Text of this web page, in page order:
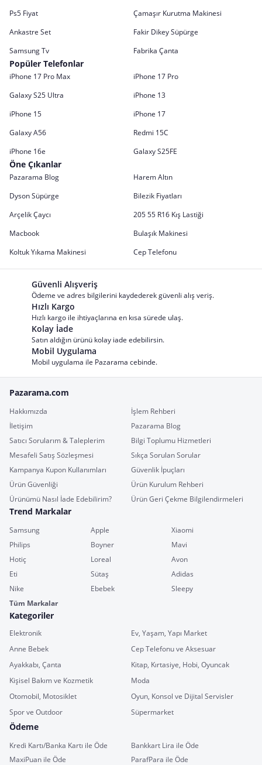
Ps5 Fiyat
Çamaşır Kurutma Makinesi
Ankastre Set
Fakir Dikey Süpürge
Samsung Tv
Fabrika Çanta
Popüler Telefonlar
iPhone 17 Pro Max
iPhone 17 Pro
Galaxy S25 Ultra
iPhone 13
iPhone 15
iPhone 17
Galaxy A56
Redmi 15C
iPhone 16e
Galaxy S25FE
Öne Çıkanlar
Pazarama Blog
Harem Altın
Dyson Süpürge
Bilezik Fiyatları
Arçelik Çaycı
205 55 R16 Kış Lastiği
Macbook
Bulaşık Makinesi
Koltuk Yıkama Makinesi
Cep Telefonu
Güvenli Alışveriş
Ödeme ve adres bilgilerini kaydederek güvenli alış veriş.
Hızlı Kargo
Hızlı kargo ile ihtiyaçlarına en kısa sürede ulaş.
Kolay İade
Satın aldığın ürünü kolay iade edebilirsin.
Mobil Uygulama
Mobil uygulama ile Pazarama cebinde.
Pazarama.com
Hakkımızda
İşlem Rehberi
İletişim
Pazarama Blog
Satıcı Sorularım & Taleplerim
Bilgi Toplumu Hizmetleri
Mesafeli Satış Sözleşmesi
Sıkça Sorulan Sorular
Kampanya Kupon Kullanımları
Güvenlik İpuçları
Ürün Güvenliği
Ürün Kurulum Rehberi
Ürünümü Nasıl İade Edebilirim?
Ürün Geri Çekme Bilgilendirmeleri
Trend Markalar
Samsung Apple
Xiaomi
Philips
Boyner
Mavi
Hotiç
Loreal
Avon
Eti
Sütaş
Adidas
Nike
Ebebek
Sleepy
Tüm Markalar
Kategoriler
Elektronik
Ev, Yaşam, Yapı Market
Anne Bebek
Cep Telefonu ve Aksesuar
Ayakkabı, Çanta
Kitap, Kırtasiye, Hobi, Oyuncak
Kişisel Bakım ve Kozmetik
Moda
Otomobil, Motosiklet
Oyun, Konsol ve Dijital Servisler
Spor ve Outdoor
Süpermarket
Ödeme
Kredi Kartı/Banka Kartı ile Öde
Bankkart Lira ile Öde
MaxiPuan ile Öde
ParafPara ile Öde